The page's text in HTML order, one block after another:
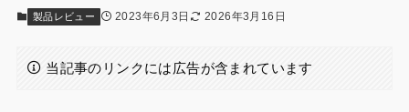
製品レビュー 2023年6月3日 2026年3月16日
当記事のリンクには広告が含まれています